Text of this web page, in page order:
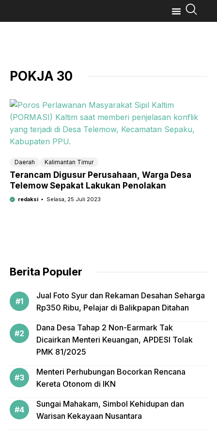
POKJA 30
Daerah Kalimantan Timur
Terancam Digusur Perusahaan, Warga Desa
Telemow Sepakat Lakukan Penolakan
redaksi Selasa, 25 Juli 2023
Berita Populer
Jual Foto Syur dan Rekaman Desahan Seharga
Rp350 Ribu, Pelajar di Balikpapan Ditahan
Dana Desa Tahap 2 Non-Earmark Tak
Dicairkan Menteri Keuangan, APDESI Tolak
PMK 81/2025
Menteri Perhubungan Bocorkan Rencana
Kereta Otonom di IKN
Sungai Mahakam, Simbol Kehidupan dan
Warisan Kekayaan Nusantara